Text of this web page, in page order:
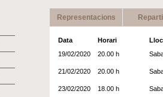
Representacions
Data Horari
Lloc
19/02/2020
20.00 h
21/02/2020 20.00 h
23/02/2020 18.00 h